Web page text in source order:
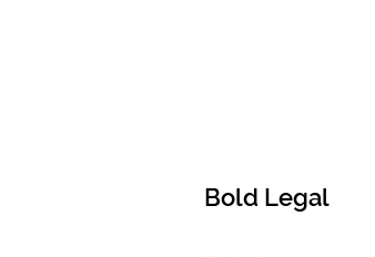
Bold Legal